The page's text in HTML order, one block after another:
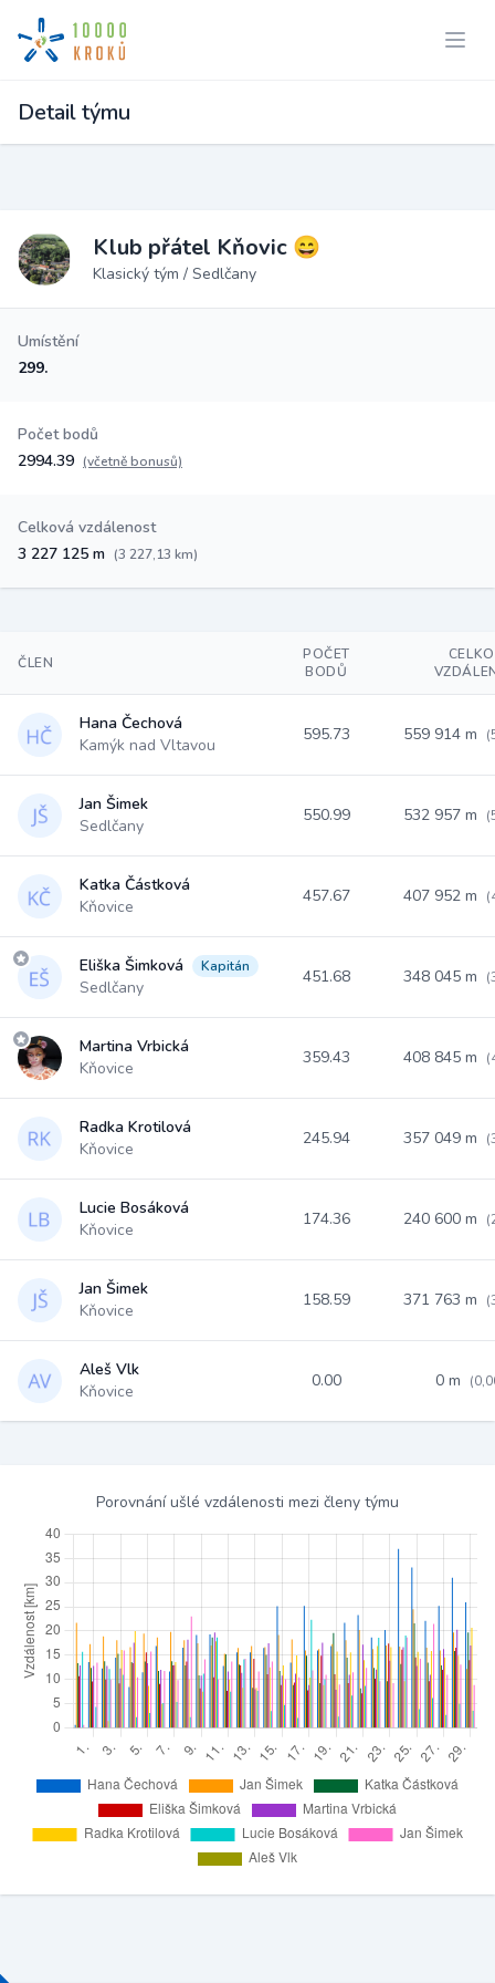
Detail týmu
Klub přátel Kňovic 😄
Klasický tým / Sedlčany
Umístění
299.
Počet bodů
2994.39 (včetně bonusů)
Celková vzdálenost
3 227 125 m (3 227,13 km)
ČLEN
POČET
BODŮ
Hana Čechová
Kamýk nad Vltavou
595.73 559 914 m
Jan Šimek
Sedlčany
550.99 532 957 m
Katka Částková
Kňovice
457.67 407 952 m
Eliška Šimková Kapitán
Sedlčany
451.68 348 045 m
Martina Vrbická
Kňovice
359.43 408 845 m
Radka Krotilová
Kňovice
245.94 357 049 m
Lucie Bosáková
Kňovice
174.36 240 600 m
Jan Šimek
Kňovice
158.59 371 763 m
Aleš Vlk
Kňovice
0.00 0 m
Porovnání ušlé vzdálenosti mezi členy týmu